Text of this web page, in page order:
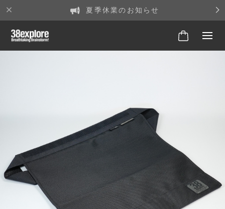
夏季休業のお知らせ